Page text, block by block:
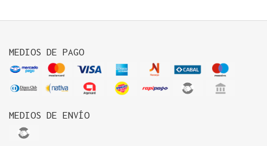
MEDIOS DE PAGO
MEDIOS DE ENVÍO